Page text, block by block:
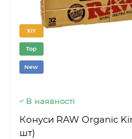
Хіт
Top
New
В наявності
Конуси RAW Organic
шт)